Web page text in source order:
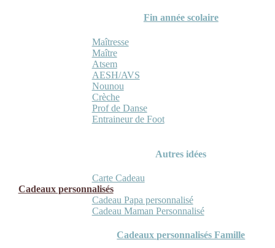
Fin année scolaire
Maîtresse
Maître
Atsem
AESH/AVS
Nounou
Crèche
Prof de Danse
Entraineur de Foot
Autres idées
Carte Cadeau
Cadeaux personnalisés
Cadeau Papa personnalisé
Cadeau Maman Personnalisé
Cadeaux personnalisés Famille